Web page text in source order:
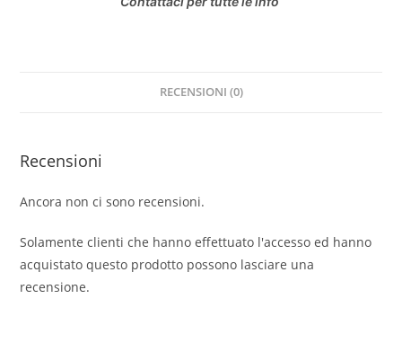
RECENSIONI (0)
Recensioni
Ancora non ci sono recensioni.
Solamente clienti che hanno effettuato l'accesso ed hanno
acquistato questo prodotto possono lasciare una
recensione.